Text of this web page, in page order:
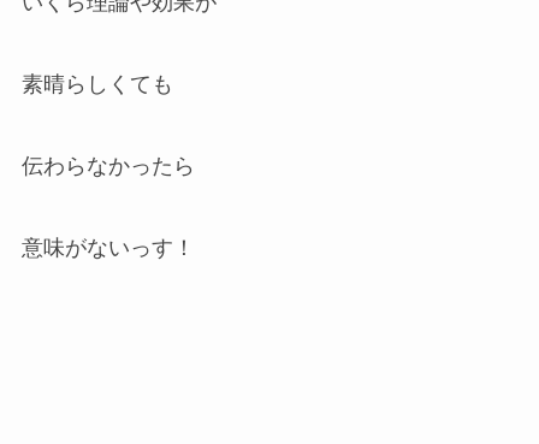
素晴らしくても
伝わらなかったら
意味がないっす！